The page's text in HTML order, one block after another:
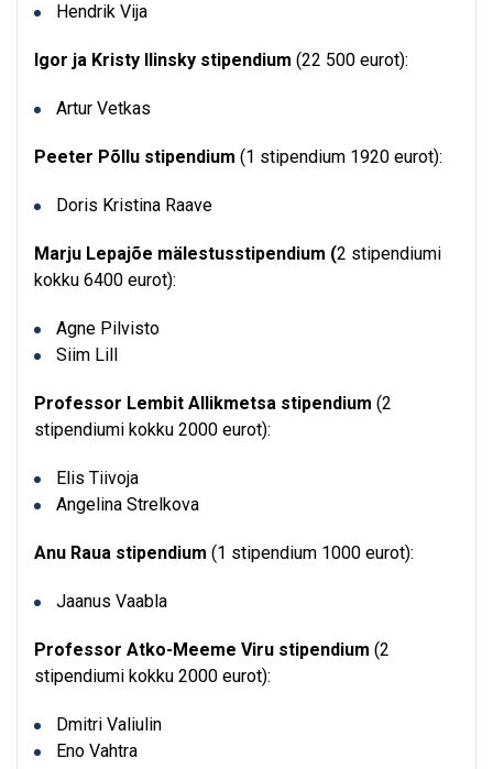
Hendrik Vija
Igor ja Kristy Ilinsky stipendium (22 500 eurot):
Artur Vetkas
Peeter Põllu stipendium (1 stipendium 1920 eurot):
Doris Kristina Raave
Marju Lepajõe mälestusstipendium (2 stipendiumi
kokku 6400 eurot):
Agne Pilvisto
Siim Lill
Professor Lembit Allikmetsa stipendium (2
stipendiumi kokku 2000 eurot):
Elis Tiivoja
Angelina Strelkova
Anu Raua stipendium (1 stipendium 1000 eurot):
Jaanus Vaabla
Professor Atko-Meeme Viru stipendium (2
stipendiumi kokku 2000 eurot):
Dmitri Valiulin
Eno Vahtra